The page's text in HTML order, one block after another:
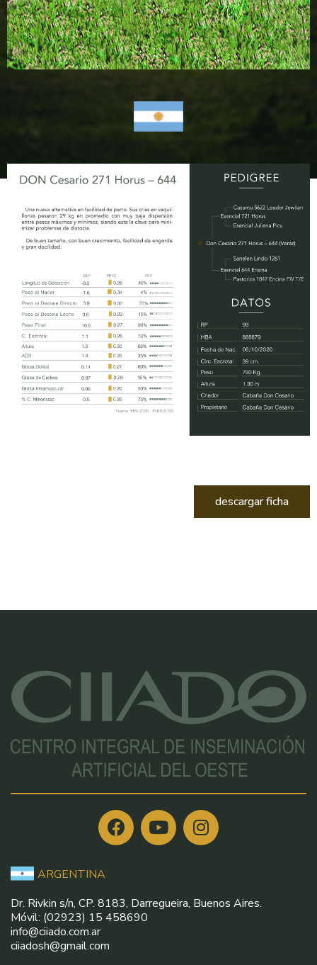
descargar ficha
ARGENTINA
Dr. Rivkin s/n, CP. 8183, Darregueira, Buenos Aires.
Móvil: (02923) 15 458690
info@ciiado.com.ar
ciiadosh@gmail.com